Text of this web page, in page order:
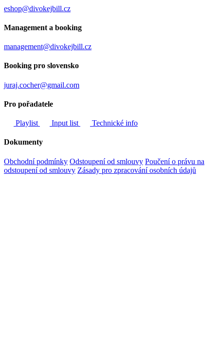
eshop@divokejbill.cz
Management a booking
management@divokejbill.cz
Booking pro slovensko
juraj.cocher@gmail.com
Pro pořadatele
Playlist Input list Technické info
Dokumenty
Obchodní podmínky Odstoupení od smlouvy Poučení o právu na
odstoupení od smlouvy Zásady pro zpracování osobních údajů